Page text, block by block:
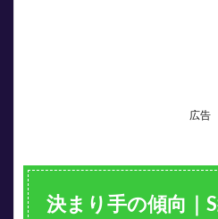
広告
決まり手の傾向｜